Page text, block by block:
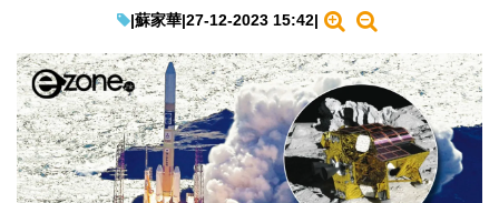
|蘇家華|27-12-2023 15:42|